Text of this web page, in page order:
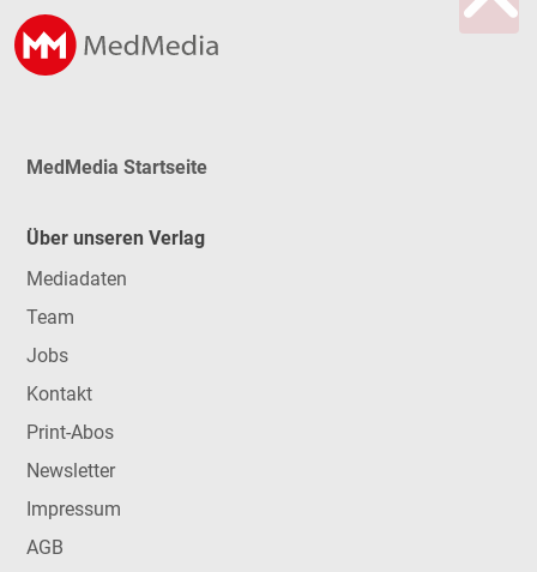
MedMedia Startseite
Über unseren Verlag
Mediadaten
Team
Jobs
Kontakt
Print-Abos
Newsletter
Impressum
AGB